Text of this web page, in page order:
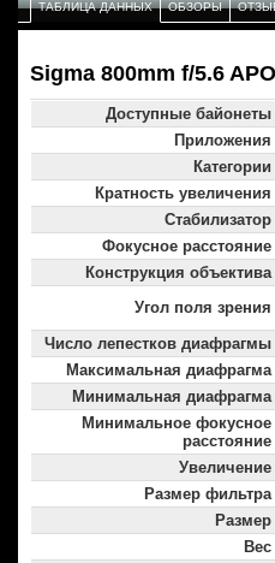
ТАБЛИЦА ДАННЫХ ОБЗОРЫ
Sigma 800mm f/5.6
Доступные байонеты
Приложения
Категории
Кратность увеличения
Стабилизатор
Фокусное расстояние
Конструкция объектива
Угол поля зрения
Число лепестков диафрагмы
Максимальная диафрагма
Минимальная диафрагма
Минимальное фокусное
расстояние
Увеличение
Размер фильтра
Размер
Вес